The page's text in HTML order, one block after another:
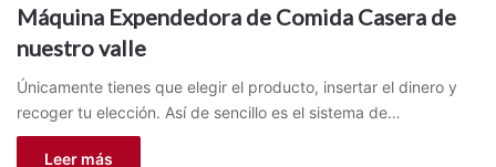
Máquina Expendedora de Comida Casera de
nuestro valle
Únicamente tienes que elegir el producto, insertar el dinero y
recoger tu elección. Así de sencillo es el sistema de…
Leer más